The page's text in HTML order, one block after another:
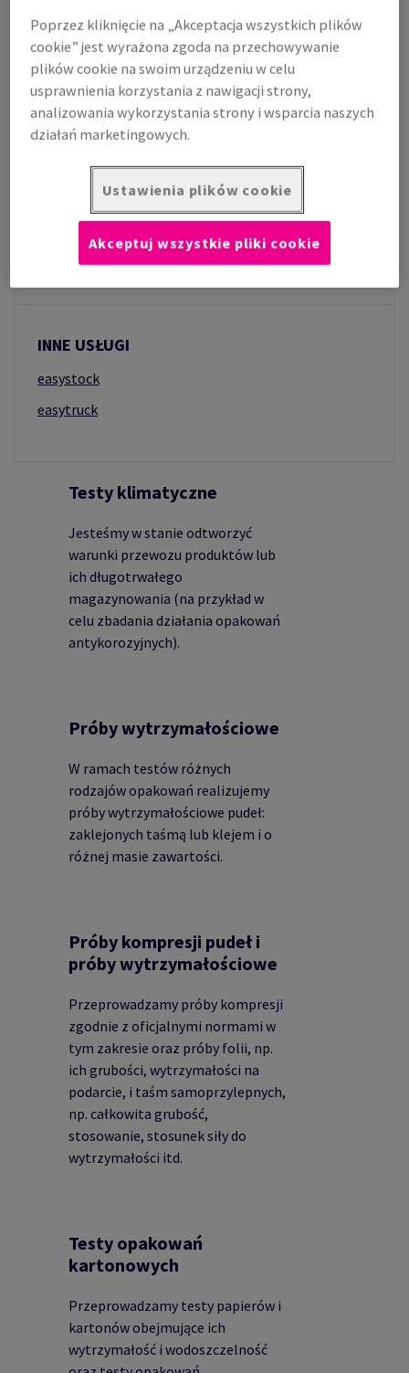
USŁUGI SMART
SMART CONSULT
SMART TECH DESIGN
SMART MAINTENANCE
SMART E-SOLUTION
SMART LOGISTIC
INNE USŁUGI
easystock
easytruck
Testy klimatyczne
Jesteśmy w stanie odtworzyć
warunki przewozu produktów lub
ich długotrwałego
magazynowania (na przykład w
celu zbadania działania opakowań
antykorozyjnych).
Próby wytrzymałościowe
W ramach testów różnych
rodzajów opakowań realizujemy
próby wytrzymałościowe pudeł:
zaklejonych taśmą lub klejem i o
różnej masie zawartości.
Próby kompresji pudeł i
próby wytrzymałościowe
Przeprowadzamy próby kompresji
zgodnie z oficjalnymi normami w
tym zakresie oraz próby folii, np.
ich grubości, wytrzymałości na
podarcie, i taśm samoprzylepnych,
np. całkowita grubość,
stosowanie, stosunek siły do
wytrzymałości itd.
Testy opakowań
kartonowych
Przeprowadzamy testy papierów i
kartonów obejmujące ich
wytrzymałość i wodoszczelność
Poprzez kliknięcie na „Akceptacja wszystkich plików
cookie” jest wyrażona zgoda na przechowywanie
plików cookie na swoim urządzeniu w celu
usprawnienia korzystania z nawigacji strony,
analizowania wykorzystania strony i wsparcia naszych
działań marketingowych.
Ustawienia plików cookie
Akceptuj wszystkie pliki cookie